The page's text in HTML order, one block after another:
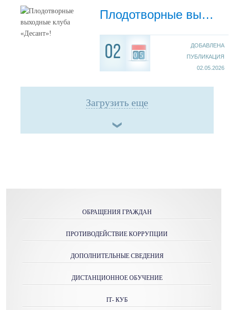
Плодотворные выходные клуба «Десант»!
02 05
ДОБАВЛЕНА
ПУБЛИКАЦИЯ
02.05.2026
Загрузить еще
ОБРАЩЕНИЯ ГРАЖДАН
ПРОТИВОДЕЙСТВИЕ КОРРУПЦИИ
ДОПОЛНИТЕЛЬНЫЕ СВЕДЕНИЯ
ДИСТАНЦИОННОЕ ОБУЧЕНИЕ
IТ- КУБ